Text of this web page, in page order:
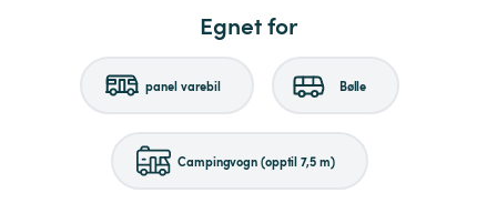
Egnet for
panel varebil Bølle
Campingvogn (opptil 7,5 m)